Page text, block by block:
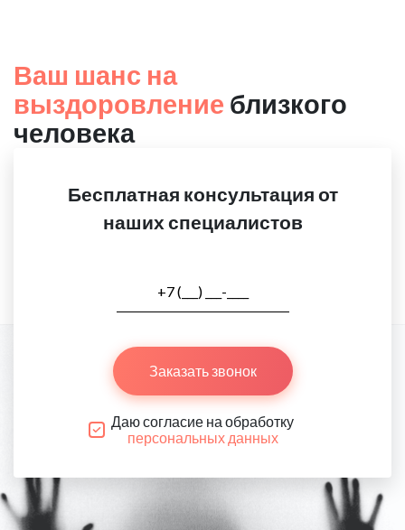
Ваш шанс на
выздоровление близкого
человека
Бесплатная консультация от
наших специалистов
Заказать звонок
Даю согласие на обработку
персональных данных